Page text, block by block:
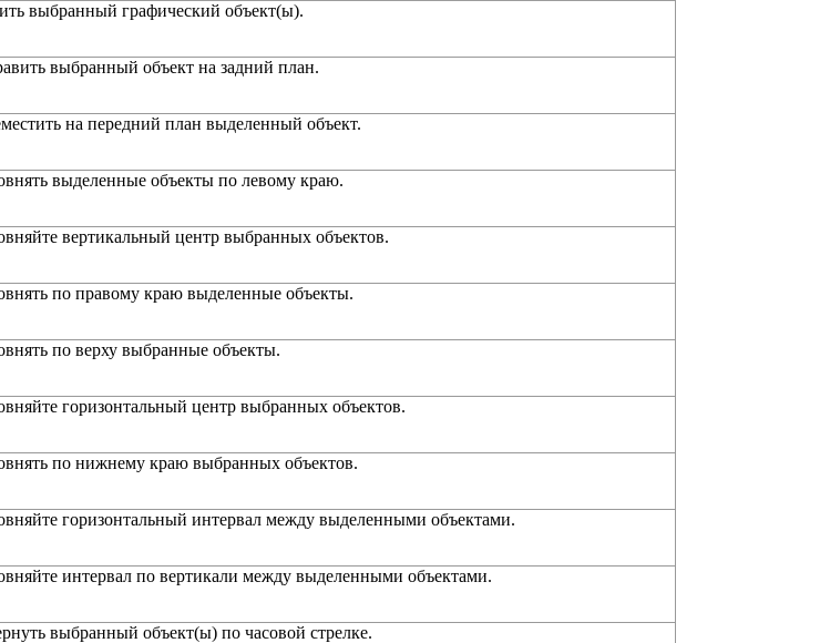
выбранный графический объект(ы).
выбранный объект на задний план.
на передний план выделенный объект.
выделенные объекты по левому краю.
вертикальный центр выбранных объектов.
по правому краю выделенные объекты.
по верху выбранные объекты.
горизонтальный центр выбранных объектов.
по нижнему краю выбранных объектов.
горизонтальный интервал между выделенными объектами.
интервал по вертикали между выделенными объектами.
выбранный объект(ы) по часовой стрелке.